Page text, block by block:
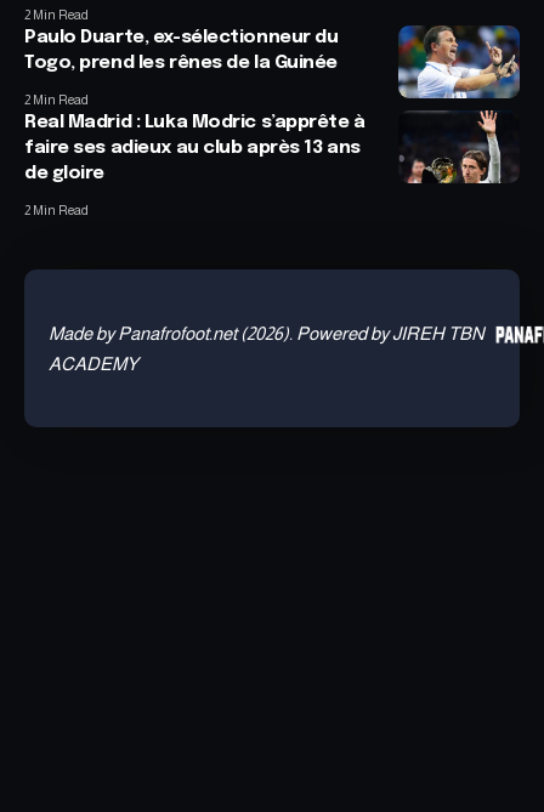
2 Min Read
Paulo Duarte, ex-sélectionneur du
Togo, prend les rênes de la Guinée
2 Min Read
Real Madrid : Luka Modric s’apprête à
faire ses adieux au club après 13 ans
de gloire
2 Min Read
Made by Panafrofoot.net (2026). Powered by JIREH TBN
ACADEMY